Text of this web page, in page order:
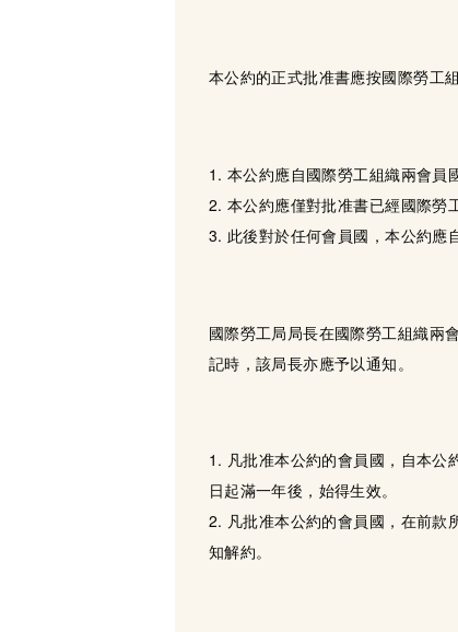
本公約的正式批准書應按國際勞工
1. 本公約應自國際勞工組織兩會員
2. 本公約應僅對批准書已經國際勞
3. 此後對於任何會員國，本公約應
國際勞工局局長在國際勞工組織兩
記時，該局長亦應予以通知。
1. 凡批准本公約的會員國，自本公
日起滿一年後，始得生效。
2. 凡批准本公約的會員國，在前款
知解約。